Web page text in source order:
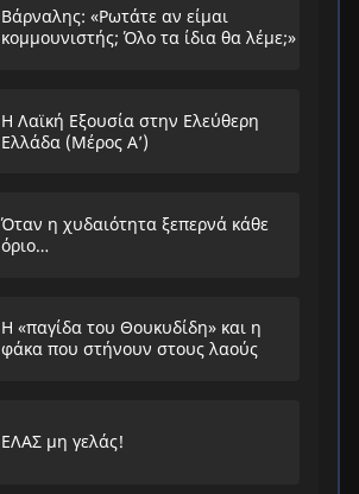
Βάρναλης: «Ρωτάτε αν είμαι
κομμουνιστής; Όλο τα ίδια θα λέμε;»
Η Λαϊκή Εξουσία στην Ελεύθερη
Ελλάδα (Μέρος Α’)
Όταν η χυδαιότητα ξεπερνά κάθε
όριο…
Η «παγίδα του Θουκυδίδη» και η
φάκα που στήνουν στους λαούς
ΕΛΑΣ μη γελάς!